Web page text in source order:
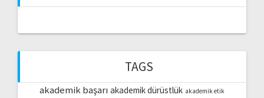
TAGS
akademik başarı akademik dürüstlük akademik etik